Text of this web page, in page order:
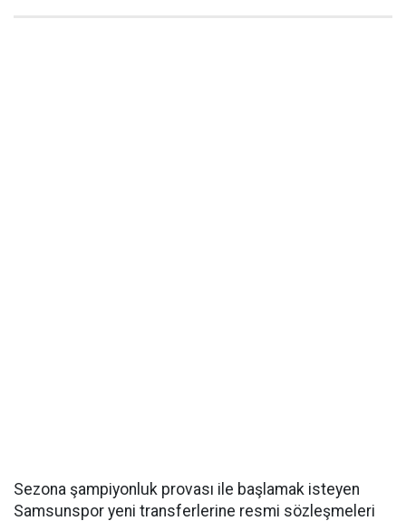
Sezona şampiyonluk provası ile başlamak isteyen
Samsunspor yeni transferlerine resmi sözleşmeleri